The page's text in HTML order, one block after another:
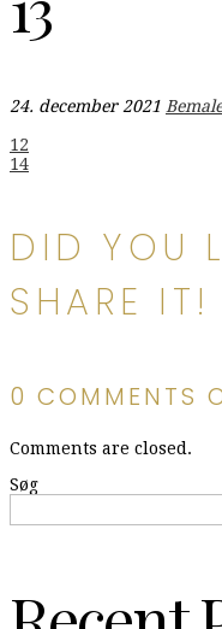
24. december 2021
12
14
DID YOU
SHARE IT!
0 COMMENTS
Comments are closed.
Søg